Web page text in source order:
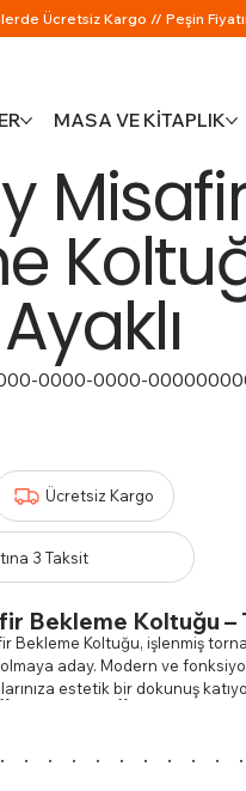
MASA VE KİTAPLIK
0000-0000-
3 Taksit
Ücretsiz Kargo
Bekleme Koltuğu –
Bekleme Koltuğu, işlenmiş
aday. Modern ve
estetik bir dokunuş
koltuğa benzersiz bir karakter